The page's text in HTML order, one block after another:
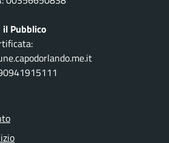
Pubblico